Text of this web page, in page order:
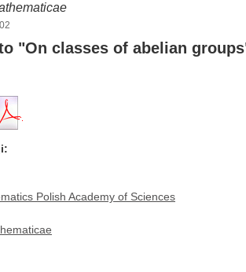
"On classes of abelian
Polish Academy of Sciences